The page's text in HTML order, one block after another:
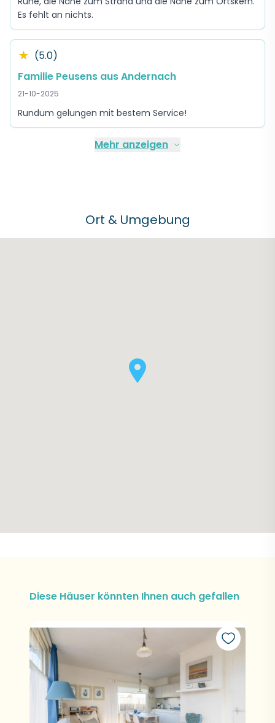
Es fehlt an nichts.
★ (5.0)
Familie Peusens aus Andernach
21-10-2025
Rundum gelungen mit bestem Service!
Mehr anzeigen
Ort & Umgebung
Diese Häuser könnten Ihnen auch gefallen